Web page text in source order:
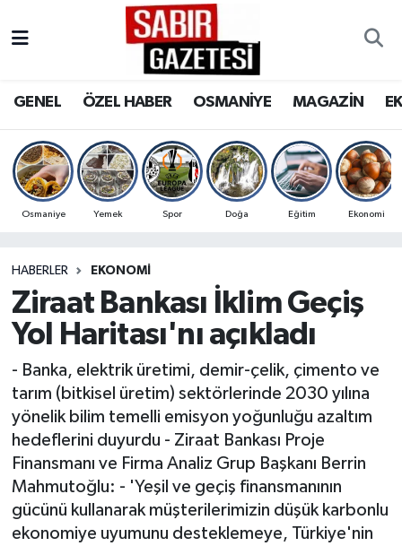
GENEL ÖZEL HABER OSMANİYE MAGAZİN
Osmaniye Yemek Spor Doğa Eğitim Ekonomi
HABERLER EKONOMI
Ziraat Bankası İklim Geçiş
Yol Haritası'nı açıkladı
- Banka, elektrik üretimi, demir-çelik, çimento ve
tarım (bitkisel üretim) sektörlerinde 2030 yılına
yönelik bilim temelli emisyon yoğunluğu azaltım
hedeflerini duyurdu - Ziraat Bankası Proje
Finansmanı ve Firma Analiz Grup Başkanı Berrin
Mahmutoğlu: - 'Yeşil ve geçiş finansmanının
gücünü kullanarak müşterilerimizin düşük karbonlu
ekonomiye uyumunu desteklemeye, Türkiye'nin
OSMANİYE
MAGAZİN
SPOR
RESMİ İLANLAR
Osmaniye Nöbetçi Eczaneler
Osmaniye Trafik Yoğunluk Haritası
Süper Lig Puan Durumu ve Fikstür
Son Dakika Haberleri
Haber Arşivi